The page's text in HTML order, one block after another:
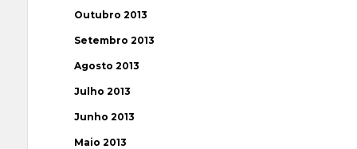
Outubro 2013
Setembro 2013
Agosto 2013
Julho 2013
Junho 2013
Maio 2013